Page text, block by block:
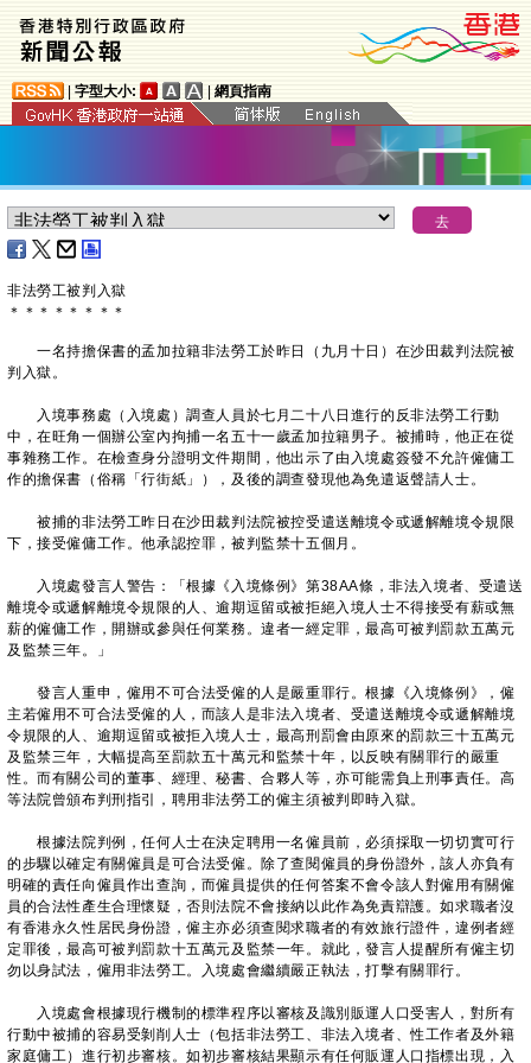
字型大小: 網頁指南
非法勞工被判入獄
＊ ＊ ＊ ＊ ＊ ＊ ＊ ＊
一名持擔保書的孟加拉籍非法勞工於昨日（九月十日）在沙田裁判法院被
判入獄。
入境事務處（入境處）調查人員於七月二十八日進行的反非法勞工行動
中，在旺角一個辦公室內拘捕一名五十一歲孟加拉籍男子。被捕時，他正在從
事雜務工作。在檢查身分證明文件期間，他出示了由入境處簽發不允許僱傭工
作的擔保書（俗稱「行街紙」），及後的調查發現他為免遣返聲請人士。
被捕的非法勞工昨日在沙田裁判法院被控受遣送離境令或遞解離境令規限
下，接受僱傭工作。他承認控罪，被判監禁十五個月。
入境處發言人警告：「根據《入境條例》第38AA條，非法入境者、受遣送
離境令或遞解離境令規限的人、逾期逗留或被拒絕入境人士不得接受有薪或無
薪的僱傭工作，開辦或參與任何業務。違者一經定罪，最高可被判罰款五萬元
及監禁三年。」
發言人重申，僱用不可合法受僱的人是嚴重罪行。根據《入境條例》，僱
主若僱用不可合法受僱的人，而該人是非法入境者、受遣送離境令或遞解離境
令規限的人、逾期逗留或被拒入境人士，最高刑罰會由原來的罰款三十五萬元
及監禁三年，大幅提高至罰款五十萬元和監禁十年，以反映有關罪行的嚴重
性。而有關公司的董事、經理、秘書、合夥人等，亦可能需負上刑事責任。高
等法院曾頒布判刑指引，聘用非法勞工的僱主須被判即時入獄。
根據法院判例，任何人士在決定聘用一名僱員前，必須採取一切切實可行
的步驟以確定有關僱員是可合法受僱。除了查閱僱員的身份證外，該人亦負有
明確的責任向僱員作出查詢，而僱員提供的任何答案不會令該人對僱用有關僱
員的合法性產生合理懷疑，否則法院不會接納以此作為免責辯護。如求職者沒
有香港永久性居民身份證，僱主亦必須查閱求職者的有效旅行證件，違例者經
定罪後，最高可被判罰款十五萬元及監禁一年。就此，發言人提醒所有僱主切
勿以身試法，僱用非法勞工。入境處會繼續嚴正執法，打擊有關罪行。
入境處會根據現行機制的標準程序以審核及識別販運人口受害人，對所有
行動中被捕的容易受剝削人士（包括非法勞工、非法入境者、性工作者及外籍
家庭傭工）進行初步審核。如初步審核結果顯示有任何販運人口指標出現，入